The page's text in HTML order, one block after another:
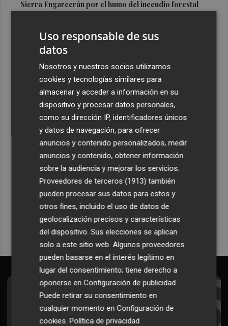
Sierra Engarcerán por el humo del incendio forestal
viajeros procedentes de Italia
El homenaje a Ferran Torres en Foios, en imágenes
Ferran Torres, recibido con un baño de masas en su
pueblo: "Allá donde voy siempre digo que soy de Foios"
Recibe toda la actualidad de
Plaza Podcast en tu correo
Quiero suscribirme
Suscríbete al Boletín
Todos los días a primera hora en tu email
Uso responsable de sus
datos
Nosotros y nuestros socios utilizamos
cookies y tecnologías similares para
almacenar y acceder a información en su
dispositivo y procesar datos personales,
como su dirección IP, identificadores únicos
y datos de navegación, para ofrecer
anuncios y contenido personalizados, medir
anuncios y contenido, obtener información
sobre la audiencia y mejorar los servicios.
Proveedores de terceros (1913) también
pueden procesar sus datos para estos y
otros fines, incluido el uso de datos de
geolocalización precisos y características
del dispositivo. Sus elecciones se aplican
solo a este sitio web. Algunos proveedores
pueden basarse en el interés legítimo en
lugar del consentimiento; tiene derecho a
oponerse enConfiguración de publicidad.
Puede retirar su consentimiento en
cualquier momento enConfiguración de
cookies.Política de privacidad